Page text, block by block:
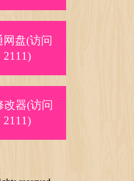
网盘(访问
2111)
改器(访问
2111)